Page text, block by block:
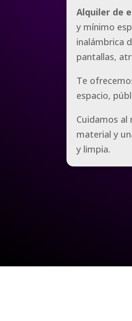
Alquiler de
y mínimo
inalámbrica
pantallas,
Te
espacio,
Cuidamos
material y
y limpia.